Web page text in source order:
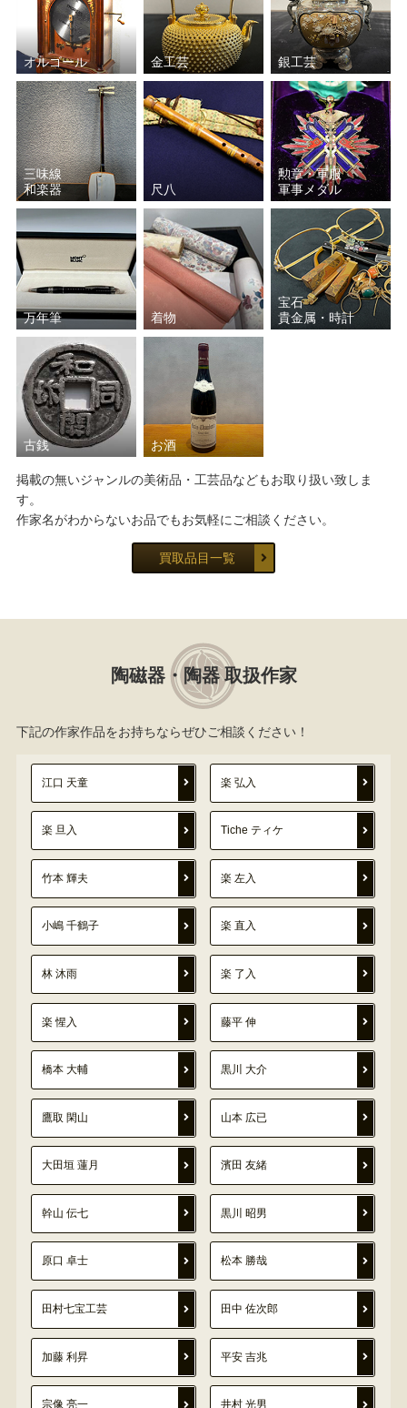
オルゴール 金工芸 銀工芸
三味線
和楽器
尺八
勲章・軍服
軍事メダル
万年筆 着物
宝石
貴金属・時計
古銭 お酒
掲載の無いジャンルの美術品・工芸品などもお取り扱い致しま
す。
作家名がわからないお品でもお気軽にご相談ください。
買取品目一覧
陶磁器・陶器 取扱作家
下記の作家作品をお持ちならぜひご相談ください！
江口 天童 楽 弘入
楽 旦入 Tiche ティケ
竹本 輝夫 楽 左入
小嶋 千鶴子 楽 直入
林 沐雨 楽 了入
楽 惺入 藤平 伸
橋本 大輔 黒川 大介
鷹取 閑山 山本 広已
大田垣 蓮月 濱田 友緒
幹山 伝七 黒川 昭男
原口 卓士 松本 勝哉
田村七宝工芸 田中 佐次郎
加藤 利昇 平安 吉兆
宗像 亮一 井村 光男